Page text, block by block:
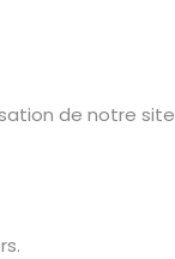
de notre